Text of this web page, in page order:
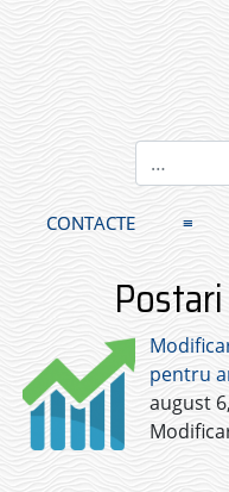
CONTACTE ≡
pentru
august